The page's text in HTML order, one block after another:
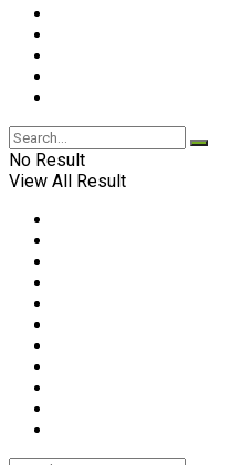
No Result
View All Result